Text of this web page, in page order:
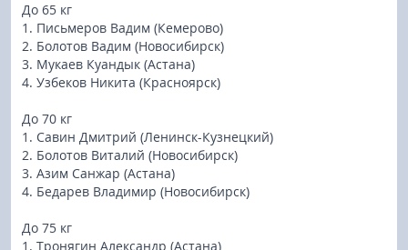
До 65 кг
1. Письмеров Вадим (Кемерово)
2. Болотов Вадим (Новосибирск)
3. Мукаев Куандык (Астана)
4. Узбеков Никита (Красноярск)
До 70 кг
1. Савин Дмитрий (Ленинск-Кузнецкий)
2. Болотов Виталий (Новосибирск)
3. Азим Санжар (Астана)
4. Бедарев Владимир (Новосибирск)
До 75 кг
1. Тронягин Александр (Астана)